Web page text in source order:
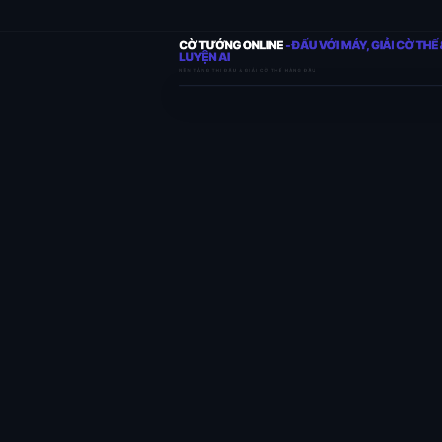
CỜ TƯỚNG ONLINE- ĐẤU VỚI MÁY, GIẢI CỜ THẾ
LUYỆN AI
NỀN TẢNG THI ĐẤU & GIẢI CỜ THẾ HÀNG ĐẦU